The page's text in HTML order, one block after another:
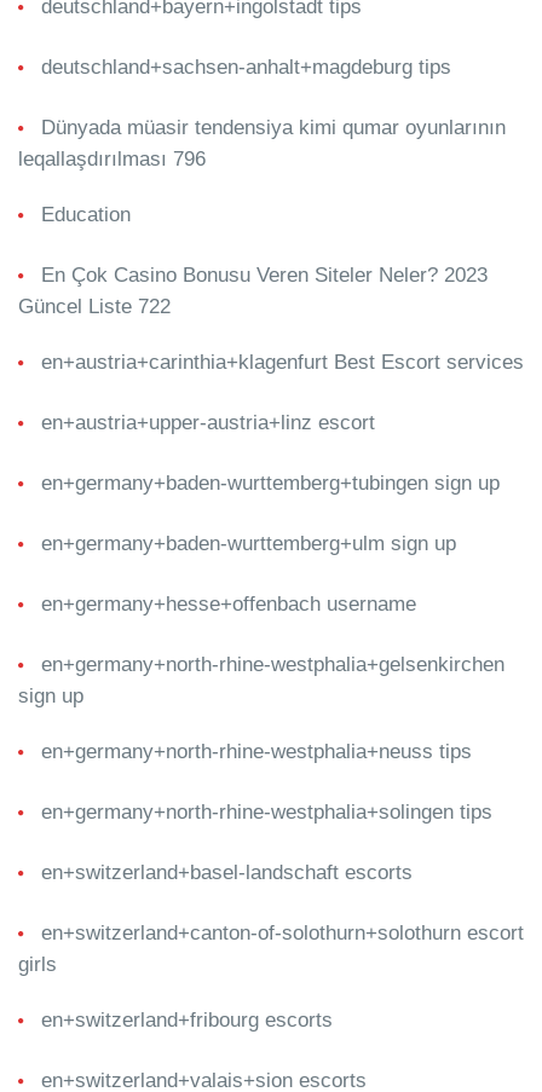
deutschland+bayern+ingolstadt tips
deutschland+sachsen-anhalt+magdeburg tips
Dünyada müasir tendensiya kimi qumar oyunlarının
leqallaşdırılması 796
Education
En Çok Casino Bonusu Veren Siteler Neler? 2023
Güncel Liste 722
en+austria+carinthia+klagenfurt Best Escort services
en+austria+upper-austria+linz escort
en+germany+baden-wurttemberg+tubingen sign up
en+germany+baden-wurttemberg+ulm sign up
en+germany+hesse+offenbach username
en+germany+north-rhine-westphalia+gelsenkirchen
sign up
en+germany+north-rhine-westphalia+neuss tips
en+germany+north-rhine-westphalia+solingen tips
en+switzerland+basel-landschaft escorts
en+switzerland+canton-of-solothurn+solothurn escort
girls
en+switzerland+fribourg escorts
en+switzerland+valais+sion escorts